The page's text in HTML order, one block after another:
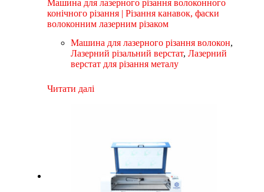
Машина для лазерного різання волоконного
конічного різання | Різання канавок, фаски
волоконним лазерним різаком
Машина для лазерного різання волокон,
Лазерний різальний верстат,Лазерний
верстат для різання металу
Читати далі